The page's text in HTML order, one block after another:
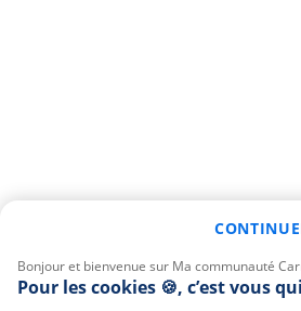
Bonjour et bienvenue sur Ma communauté
Pour les cookies 🍪, c’est vous